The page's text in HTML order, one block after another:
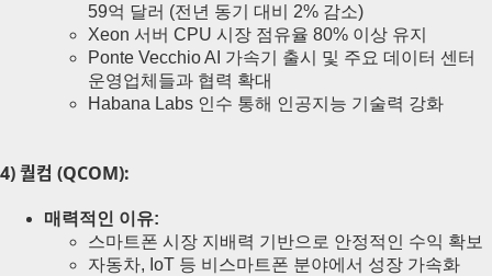
59억 달러 (전년 동기 대비 2% 감소)
Xeon 서버 CPU 시장 점유율 80% 이상 유지
Ponte Vecchio AI 가속기 출시 및 주요 데이터 센터
운영업체들과 협력 확대
Habana Labs 인수 통해 인공지능 기술력 강화
4) 퀄컴 (QCOM):
매력적인 이유:
스마트폰 시장 지배력 기반으로 안정적인 수익 확보
자동차, IoT 등 비스마트폰 분야에서 성장 가속화